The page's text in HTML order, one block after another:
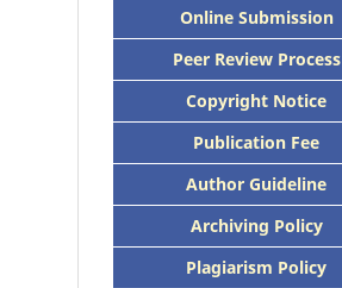
Online Submission
Peer Review Process
Copyright Notice
Publication Fee
Author Guideline
Archiving Policy
Plagiarism Policy